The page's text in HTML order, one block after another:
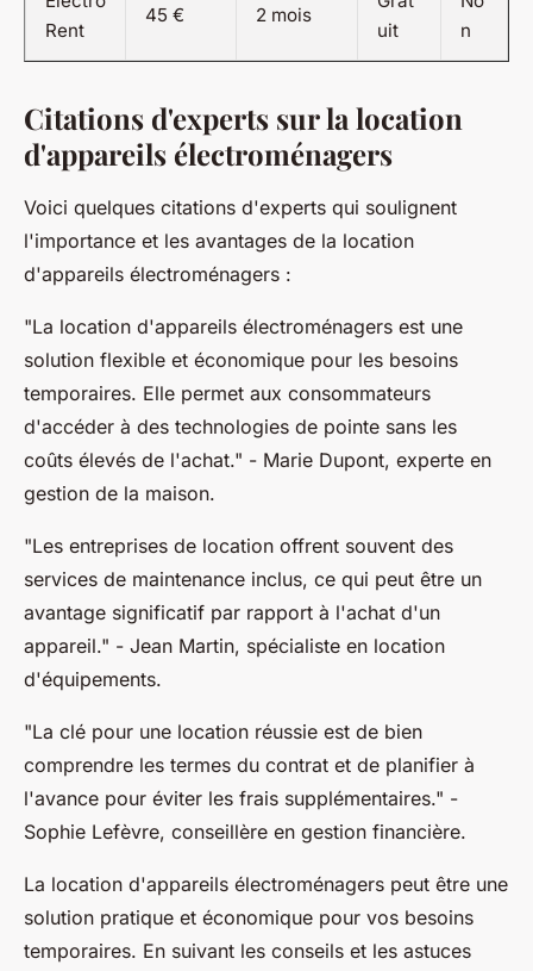
Rent
45 € 2 mois
uit
n
Citations d'experts sur la location
d'appareils électroménagers
Voici quelques citations d'experts qui soulignent
l'importance et les avantages de la location
d'appareils électroménagers :
"La location d'appareils électroménagers est une
solution flexible et économique pour les besoins
temporaires. Elle permet aux consommateurs
d'accéder à des technologies de pointe sans les
coûts élevés de l'achat." - Marie Dupont, experte en
gestion de la maison.
"Les entreprises de location offrent souvent des
services de maintenance inclus, ce qui peut être un
avantage significatif par rapport à l'achat d'un
appareil." - Jean Martin, spécialiste en location
d'équipements.
"La clé pour une location réussie est de bien
comprendre les termes du contrat et de planifier à
l'avance pour éviter les frais supplémentaires." -
Sophie Lefèvre, conseillère en gestion financière.
La location d'appareils électroménagers peut être une
solution pratique et économique pour vos besoins
temporaires. En suivant les conseils et les astuces